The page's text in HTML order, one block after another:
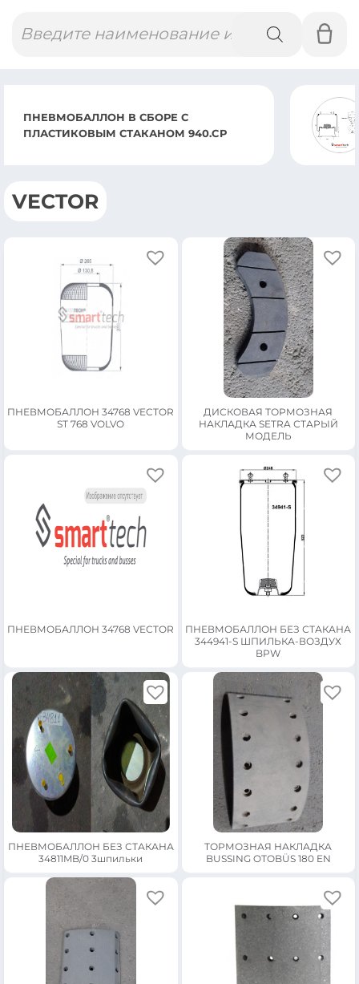
товаров
ПНЕВМОБАЛЛОН В СБОРЕ ST 811.CS
(4ШПИЛЬ.1ВОЗД.)
VECTOR
ПНЕВМОБАЛЛОН 34768 VECTOR
ST 768 VOLVO
ДИСКОВАЯ ТОРМОЗНАЯ
НАКЛАДКА SETRA СТАРЫЙ
МОДЕЛЬ
ПНЕВМОБАЛЛОН 34768 VECTOR
ПНЕВМОБАЛЛОН БЕЗ СТАКАНА
344941-S ШПИЛЬКА-ВОЗДУХ
BPW
ПНЕВМОБАЛЛОН БЕЗ СТАКАНА
34811MB/0 3шпильки
ТОРМОЗНАЯ НАКЛАДКА
BUSSING OTOBÜS 180 EN